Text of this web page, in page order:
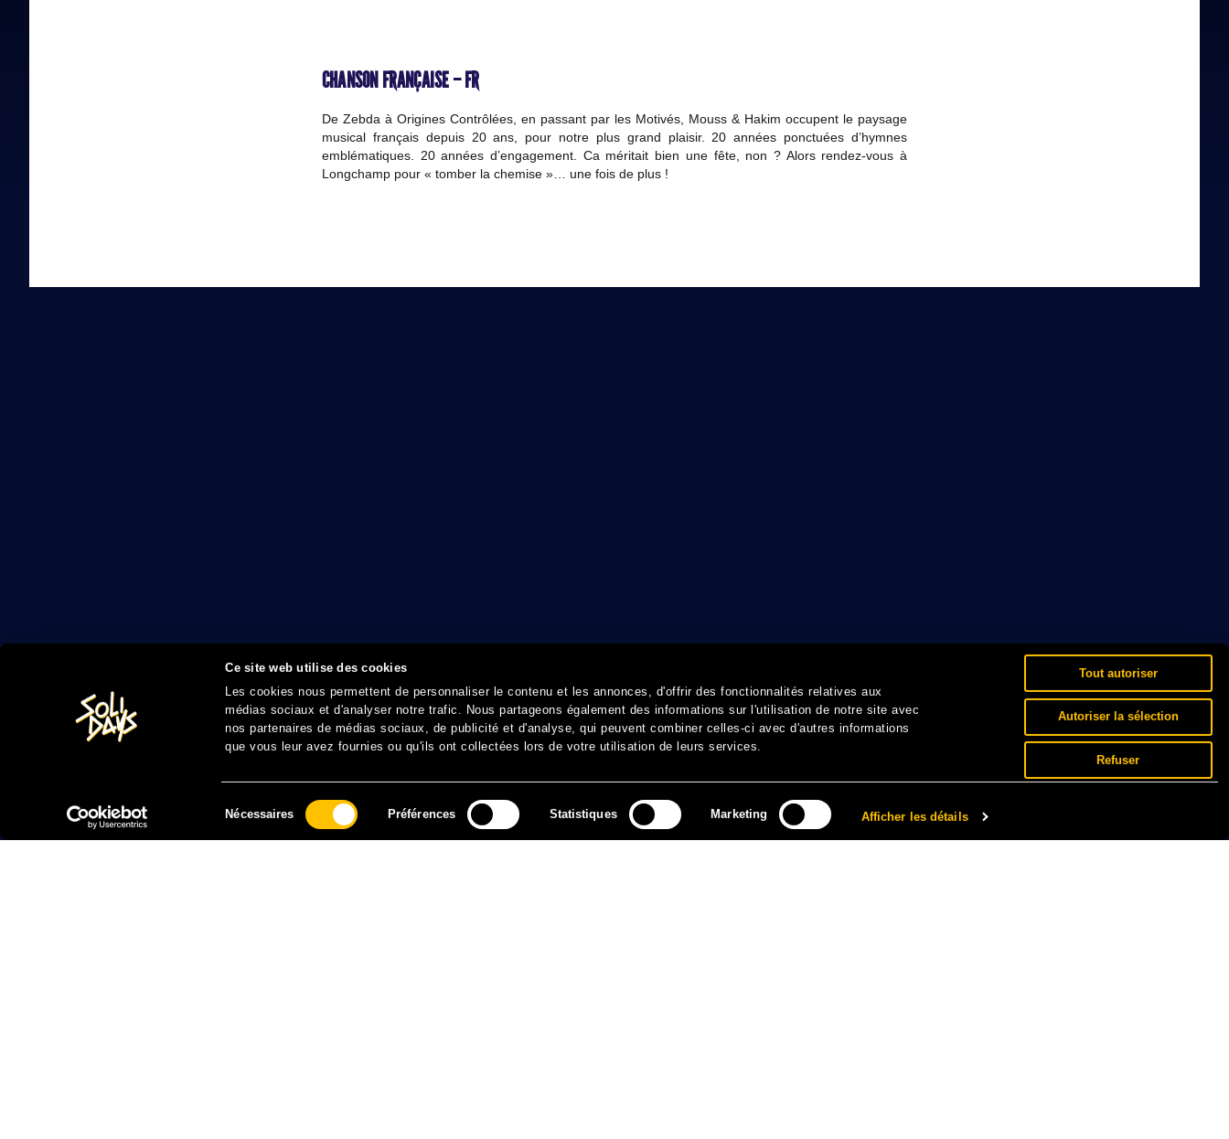
Ce site web utilise des cookies
Les cookies nous permettent de personnaliser le contenu et les annonces, d'offrir des fonctionnalités relatives aux
médias sociaux et d'analyser notre trafic. Nous partageons également des informations sur l'utilisation de notre site avec
nos partenaires de médias sociaux, de publicité et d'analyse, qui peuvent combiner celles-ci avec d'autres informations
que vous leur avez fournies ou qu'ils ont collectées lors de votre utilisation de leurs services.
Nécessaires Préférences Statistiques Marketing Afficher les détails
Tout autoriser
Autoriser la sélection
Refuser
CHANSON FRANÇAISE – FR
De Zebda à Origines Contrôlées, en passant par les Motivés, Mouss & Hakim occupent le paysage
musical français depuis 20 ans, pour notre plus grand plaisir. 20 années ponctuées d’hymnes
emblématiques. 20 années d’engagement. Ca méritait bien une fête, non ? Alors rendez-vous à
Longchamp pour « tomber la chemise »… une fois de plus !